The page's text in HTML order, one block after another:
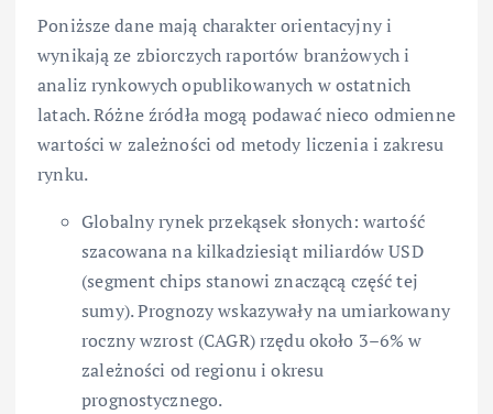
Poniższe dane mają charakter orientacyjny i
wynikają ze zbiorczych raportów branżowych i
analiz rynkowych opublikowanych w ostatnich
latach. Różne źródła mogą podawać nieco odmienne
wartości w zależności od metody liczenia i zakresu
rynku.
Globalny rynek przekąsek słonych: wartość
szacowana na kilkadziesiąt miliardów USD
(segment chips stanowi znaczącą część tej
sumy). Prognozy wskazywały na umiarkowany
roczny wzrost (CAGR) rzędu około 3–6% w
zależności od regionu i okresu
prognostycznego.